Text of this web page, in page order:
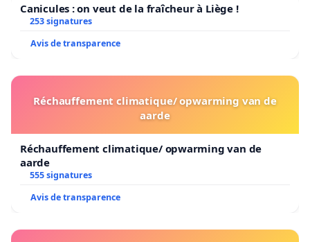
Canicules : on veut de la fraîcheur à Liège !
253 signatures
Avis de transparence
Réchauffement climatique/ opwarming van de
aarde
Réchauffement climatique/ opwarming van de
aarde
555 signatures
Avis de transparence